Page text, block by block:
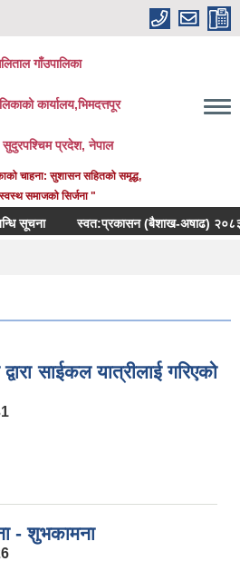
गाँउपालिका
कार्यालय,भिमदत्तपूर
प्रदेश, नेपाल
चाहना: सुशासन सहितको समृद्ध,
समाजको सिर्जना "
स्वत:प्रकासन (बैशाख-अषाढ) २०८३
साईकल यात्रीलाई गरिएको
- शुभकामना